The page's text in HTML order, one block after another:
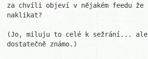
za chvíli objeví v nějakém feedu že
naklikat?
(Jo, miluju to celé k sežrání...
dostatečně známo.)